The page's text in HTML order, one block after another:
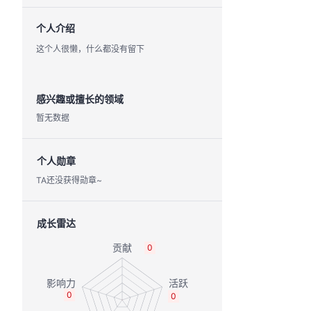
个人介绍
这个人很懒，什么都没有留下
感兴趣或擅长的领域
暂无数据
个人勋章
TA还没获得勋章~
成长雷达
0
0
0